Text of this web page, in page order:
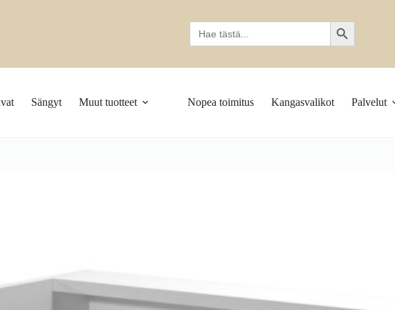
Search
for:
Search Button
Sängyt Muut tuotteet Nopea toimitus Kangasvalikot Palvelut